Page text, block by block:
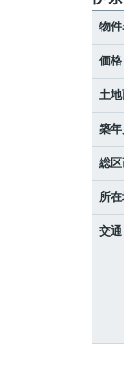
物件
価格
土
築年
総
所
交通